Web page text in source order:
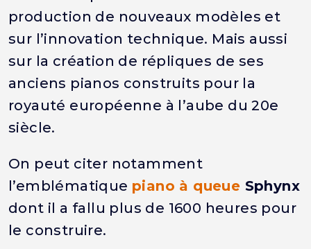
production de nouveaux modèles et
sur l’innovation technique. Mais aussi
sur la création de répliques de ses
anciens pianos construits pour la
royauté européenne à l’aube du 20e
siècle.
On peut citer notamment
l’emblématique piano à queue Sphynx
dont il a fallu plus de 1600 heures pour
le construire.